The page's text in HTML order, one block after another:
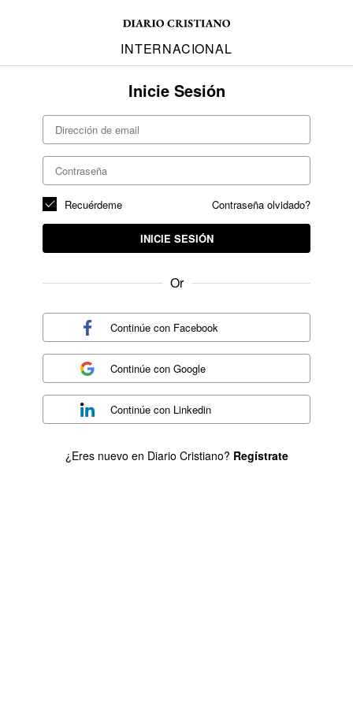
INTERNACIONAL
Inicie Sesión
Contraseña olvidado?
Recuérdeme
INICIE SESIÓN
Or
Continúe con Facebook
Continúe conGoogle
Continúe con Linkedin
¿Eres nuevo en Diario Cristiano? Regístrate